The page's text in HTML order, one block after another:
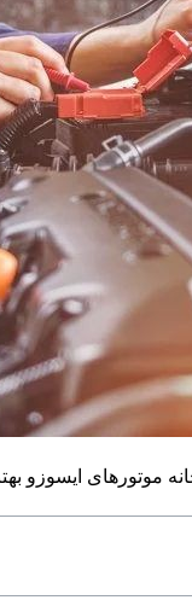
موتورهای ایسوزو